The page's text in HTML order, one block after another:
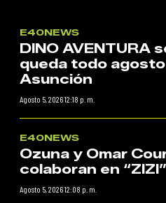
E40NEWS
DINO AVENTURA
queda todo
Asunción
Agosto 5, 2026 12:18 p. m.
E40NEWS
Ozuna y Omar
colaboran en “ZIZI”
Agosto 5, 2026 12:08 p. m.